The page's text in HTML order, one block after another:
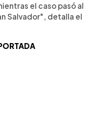
el caso pasó al
Salvador", detalla el